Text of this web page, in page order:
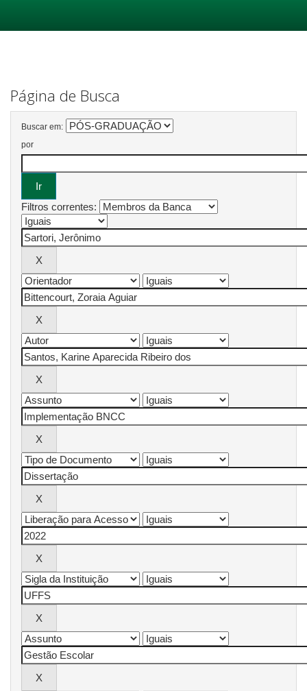
Página de Busca
Buscar em:
por
Filtros correntes: